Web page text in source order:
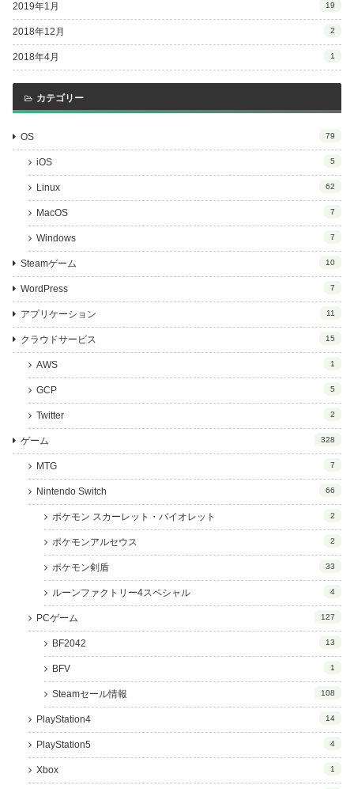
2019年1月 19
2018年12月 2
2018年4月 1
カテゴリー
OS 79
iOS 5
Linux 62
MacOS 7
Windows 7
Steamゲーム 10
WordPress 7
アプリケーション 11
クラウドサービス 15
AWS 1
GCP 5
Twitter 2
ゲーム 328
MTG 7
Nintendo Switch 66
ポケモン スカーレット・バイオレット 2
ポケモンアルセウス 2
ポケモン剣盾 33
ルーンファクトリー4スペシャル 4
PCゲーム 127
BF2042 13
BFV 1
Steamセール情報 108
PlayStation4 14
PlayStation5 4
Xbox 1